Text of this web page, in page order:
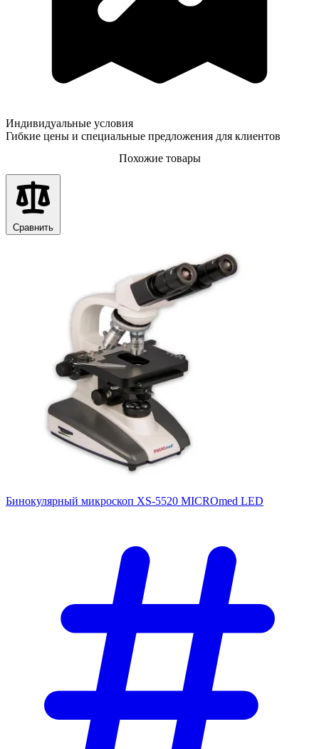
Индивидуальные условия
Гибкие цены и специальные предложения для клиентов
Похожие товары
Сравнить
Бинокулярный микроскоп XS-5520 MICROmed LED